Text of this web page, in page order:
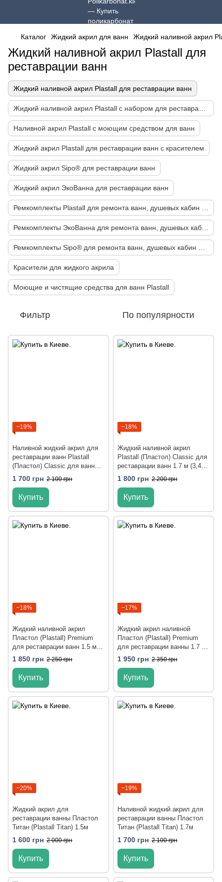
Каталог Жидкий акрил для ванн Жидкий наливной акрил
Жидкий наливной акрил Plastall для
реставрации ванн
Жидкий наливной акрил Plastall для реставрации ванн
Наливной акрил Plastall с моющим средством для ванн
Жидкий акрил Plastall для реставрации ванн с красителем
Жидкий акрил Sipo® для реставрации ванн
Жидкий акрил ЭкоВанна для реставрации ванн
Красители для жидкого акрила
Моющие и чистящие средства для ванн Plastall
Фильтр По популярности
−19%
Наливной жидкий акрил для
реставрации ванн Plastall
(Пластол) Classic для ванны
1.5 м (3кг) Оригинал
1 700 грн 2 100 грн
Купить
−18%
Жидкий наливной акрил
Plastall (Пластол) Classic для
реставрации ванн 1.7 м (3,4
кг) Оригинал
1 800 грн 2 200 грн
Купить
−18%
Жидкий наливной акрил
Пластол (Plastall) Premium
для реставрации ванн 1.5 м
(2,9 кг) Оригинал
1 850 грн 2 250 грн
Купить
−17%
Жидкий акрил наливной
Пластол (Plastall) Premium
для реставрации ванны 1.7 м
(3,3 кг) Оригинал
1 950 грн 2 350 грн
Купить
−20%
Жидкий акрил для
реставрации ванны Пластол
Титан (Plastall Titan) 1.5м
1 600 грн 2 000 грн
Купить
−19%
Наливной жидкий акрил для
реставрации ванны Пластол
Титан (Plastall Titan) 1.7м
1 700 грн 2 100 грн
Купить